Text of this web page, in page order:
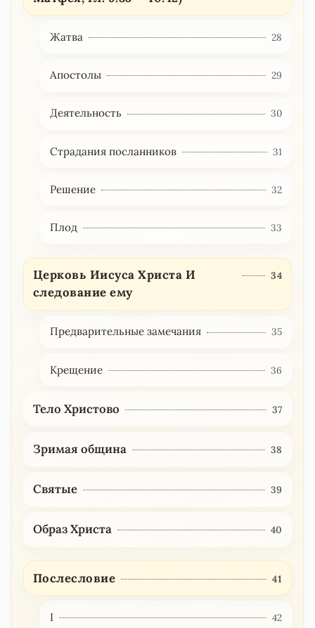
Жатва 28
Апостолы 29
Деятельность 30
Страдания посланников 31
Решение 32
Плод 33
Церковь Иисуса Христа И
следование ему
34
Предварительные замечания 35
Крещение 36
Тело Христово 37
Зримая община 38
Святые 39
Образ Христа 40
Послесловие 41
I 42